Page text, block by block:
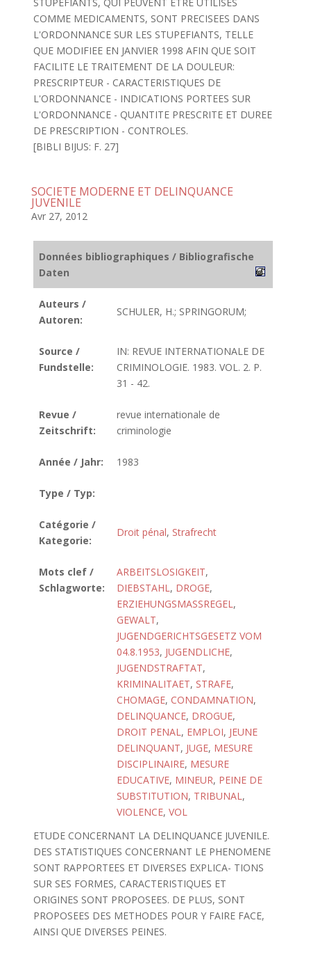
COMME MEDICAMENTS, SONT PRECISEES DANS
L'ORDONNANCE SUR LES STUPEFIANTS, TELLE
QUE MODIFIEE EN JANVIER 1998 AFIN QUE SOIT
FACILITE LE TRAITEMENT DE LA DOULEUR:
PRESCRIPTEUR - CARACTERISTIQUES DE
L'ORDONNANCE - INDICATIONS PORTEES SUR
L'ORDONNANCE - QUANTITE PRESCRITE ET DUREE
DE PRESCRIPTION - CONTROLES.
[BIBLI BIJUS: F. 27]
SOCIETE MODERNE ET DELINQUANCE
JUVENILE
Avr 27, 2012
Données bibliographiques / Bibliografische
Daten
Auteurs /
Autoren:
SCHULER, H.; SPRINGORUM;
Source /
Fundstelle:
IN: REVUE INTERNATIONALE DE
CRIMINOLOGIE. 1983. VOL. 2. P.
31 - 42.
Revue /
Zeitschrift:
revue internationale de
criminologie
Année / Jahr: 1983
Type / Typ:
Catégorie /
Kategorie:
Droit pénal, Strafrecht
Mots clef /
Schlagworte:
ARBEITSLOSIGKEIT,
DIEBSTAHL, DROGE,
ERZIEHUNGSMASSREGEL,
GEWALT,
JUGENDGERICHTSGESETZ VOM
04.8.1953, JUGENDLICHE,
JUGENDSTRAFTAT,
KRIMINALITAET, STRAFE,
CHOMAGE, CONDAMNATION,
DELINQUANCE, DROGUE,
DROIT PENAL, EMPLOI, JEUNE
DELINQUANT, JUGE, MESURE
DISCIPLINAIRE, MESURE
EDUCATIVE, MINEUR, PEINE DE
SUBSTITUTION, TRIBUNAL,
VIOLENCE, VOL
ETUDE CONCERNANT LA DELINQUANCE JUVENILE.
DES STATISTIQUES CONCERNANT LE PHENOMENE
SONT RAPPORTEES ET DIVERSES EXPLICA- TIONS
SUR SES FORMES, CARACTERISTIQUES ET
ORIGINES SONT PROPOSEES. DE PLUS, SONT
PROPOSEES DES METHODES POUR Y FAIRE FACE,
AINSI QUE DIVERSES PEINES.